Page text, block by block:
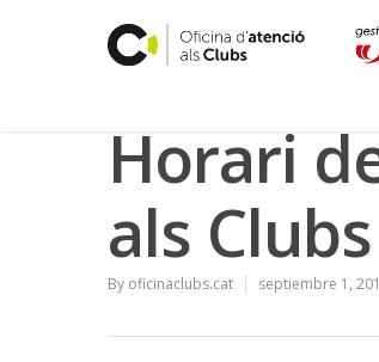
Horari
als Clubs
By oficinaclubs.cat septiembre 1,